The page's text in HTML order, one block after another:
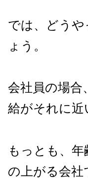
では、どう
ょう。
会社員の場合
給がそれに近
もっとも、
の上がる会